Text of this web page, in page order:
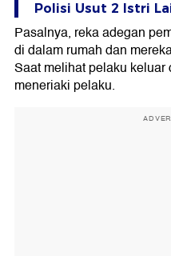
Polisi Usut 2 Istri
Pasalnya, reka adegan
di dalam rumah dan
Saat melihat pelaku
meneriaki pelaku.